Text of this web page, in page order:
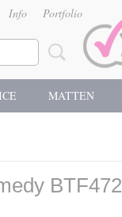
Info Portfolio
MATTEN
BTF472